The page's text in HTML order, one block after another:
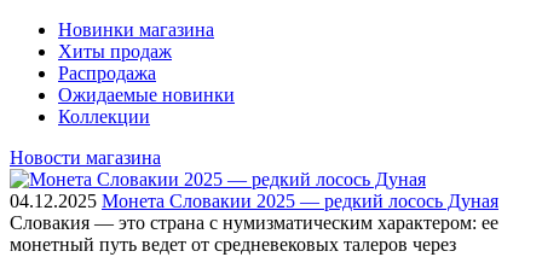
Новинки магазина
Хиты продаж
Распродажа
Ожидаемые новинки
Коллекции
Новости магазина
04.12.2025 Монета Словакии 2025 — редкий лосось Дуная
Словакия — это страна с нумизматическим характером: ее
монетный путь ведет от средневековых талеров через